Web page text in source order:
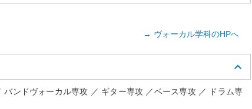
→ ヴォーカル学科のHPへ
バンドヴォーカル専攻 ／ ギター専攻 ／ベース専攻 ／ ドラム専